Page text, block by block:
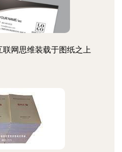
网思维装载于图纸之上